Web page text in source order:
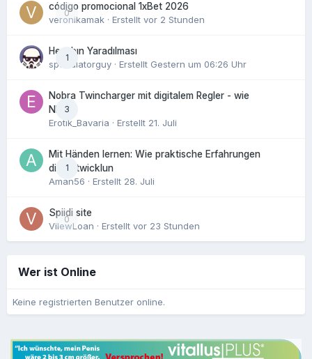
0
código promocional 1xBet 2026
veronikamak · Erstellt vor 2 Stunden
1
Hesabın Yaradılması
speculatorguy · Erstellt Gestern um 06:26 Uhr
3
Nobra Twincharger mit digitalem Regler - wie
NEU!
Erotik_Bavaria · Erstellt 21. Juli
1
Mit Händen lernen: Wie praktische Erfahrungen
die Entwicklun
Aman56 · Erstellt 28. Juli
0
Spiidi site
VilewLoan · Erstellt vor 23 Stunden
Wer ist Online
Keine registrierten Benutzer online.